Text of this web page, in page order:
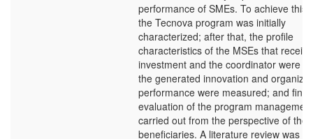
performance of SMEs. To achieve this
the Tecnova program was initially
characterized; after that, the profile
characteristics of the MSEs that
investment and the coordinator were
the generated innovation and
performance were measured; and
evaluation of the program
carried out from the perspective of the
beneficiaries. A literature review was